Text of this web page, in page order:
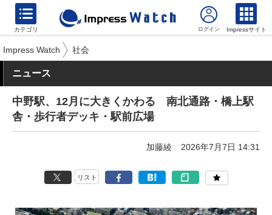
カテゴリ Impressサイト
Impress Watch 社会
ニュース
中野駅、12月に大きくかわる 南北通路・橋上駅
舎・歩行者デッキ・駅前広場
加藤綾 2026年7月7日 14:31
リスト